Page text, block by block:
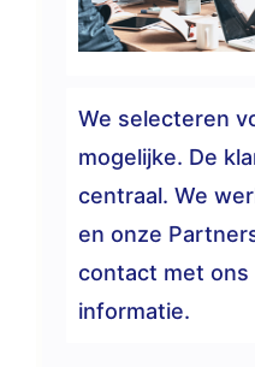
We selecteren
mogelijke. De
centraal. We
en onze
contact met
informatie.